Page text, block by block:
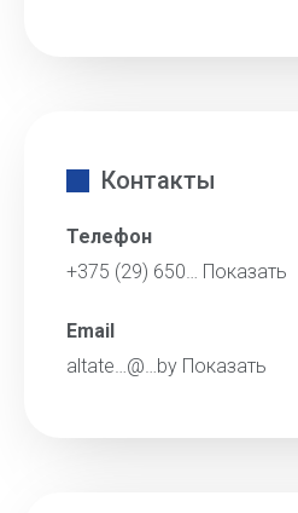
Контакты
Телефон
+375 (29) 650… Показать
Email
altate…@…by Показать